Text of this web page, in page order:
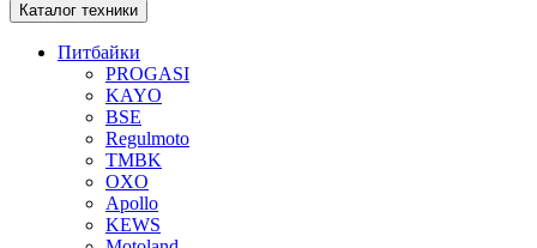
Каталог техники
Питбайки
PROGASI
KAYO
BSE
Regulmoto
TMBK
OXO
Apollo
KEWS